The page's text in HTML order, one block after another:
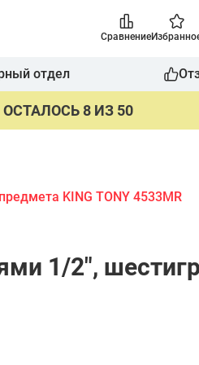
Сравнение
отдел
ОСТАЛОСЬ 8 ИЗ 50
KING TONY 4533MR
1/2",